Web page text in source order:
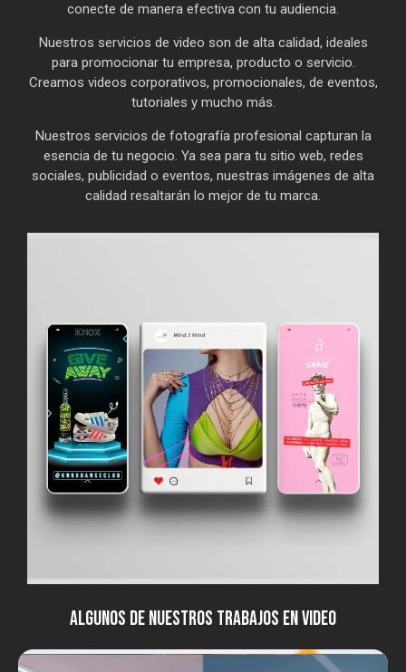
conecte de manera efectiva con tu audiencia.
Nuestros servicios de video son de alta calidad, ideales
para promocionar tu empresa, producto o servicio.
Creamos videos corporativos, promocionales, de eventos,
tutoriales y mucho más.
Nuestros servicios de fotografía profesional capturan la
esencia de tu negocio. Ya sea para tu sitio web, redes
sociales, publicidad o eventos, nuestras imágenes de alta
calidad resaltarán lo mejor de tu marca.
ALGUNOS DE NUESTROS TRABAJOS EN VIDEO